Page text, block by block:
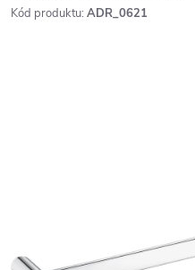
Kód produktu: ADR_0621